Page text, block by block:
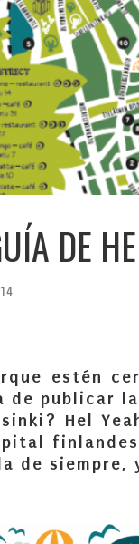
DE
estén
de publicar
Hel
de